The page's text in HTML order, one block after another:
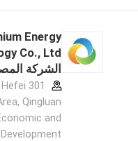
Energy
الشركة
Hefei
Qingluan
and